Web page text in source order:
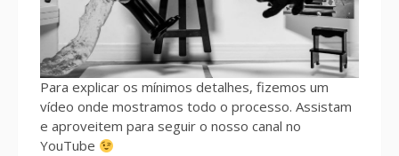
Para explicar os mínimos detalhes, fizemos um
vídeo onde mostramos todo o processo. Assistam
e aproveitem para seguir o nosso canal no
YouTube